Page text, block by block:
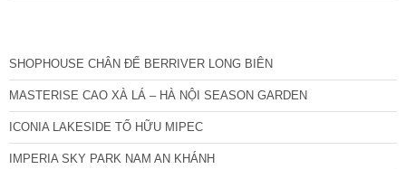
SHOPHOUSE CHÂN ĐẾ BERRIVER LONG BIÊN
MASTERISE CAO XÀ LÁ – HÀ NỘI SEASON GARDEN
ICONIA LAKESIDE TỐ HỮU MIPEC
IMPERIA SKY PARK NAM AN KHÁNH